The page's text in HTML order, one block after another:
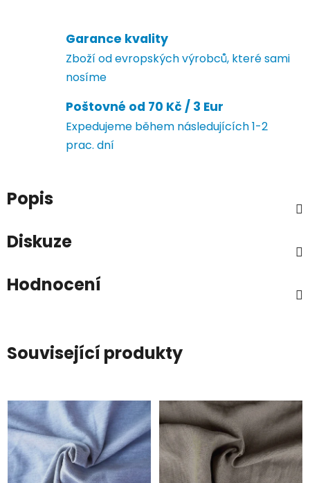
Garance kvality
Zboží od evropských výrobců, které sami
nosíme
Poštovné od 70 Kč / 3 Eur
Expedujeme během následujících 1-2
prac. dní
Popis
Diskuze
Hodnocení
Související produkty